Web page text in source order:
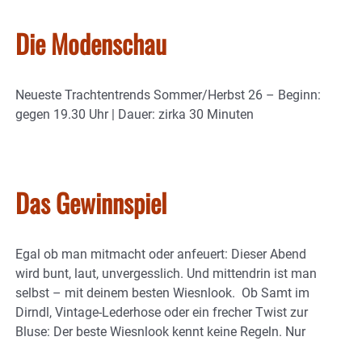
Die Modenschau
Neueste Trachtentrends Sommer/Herbst 26 – Beginn:
gegen 19.30 Uhr | Dauer: zirka 30 Minuten
Das Gewinnspiel
Egal ob man mitmacht oder anfeuert: Dieser Abend
wird bunt, laut, unvergesslich. Und mittendrin ist man
selbst – mit deinem besten Wiesnlook. Ob Samt im
Dirndl, Vintage-Lederhose oder ein frecher Twist zur
Bluse: Der beste Wiesnlook kennt keine Regeln. Nur